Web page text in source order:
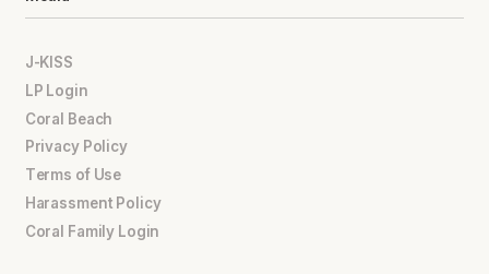
J-KISS
LP Login
Coral Beach
Privacy Policy
Terms of Use
Harassment Policy
Coral Family Login